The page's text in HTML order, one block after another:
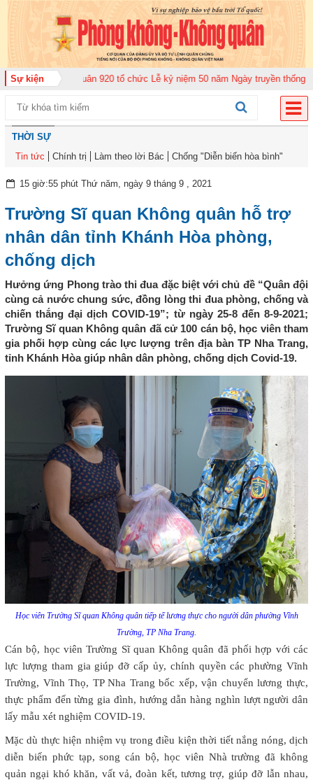
Sự kiện
đoàn Không quân 920 tổ chức Lễ kỷ niệm 50 năm Ngày truyền thống (12-
THỜI SỰ
Tin tức
Chính trị Làm theo lời Bác Chống "Diễn biến hòa bình"
15 giờ:55 phút Thứ năm, ngày 9 tháng 9 , 2021
Trường Sĩ quan Không quân hỗ trợ
nhân dân tỉnh Khánh Hòa phòng,
chống dịch
Hưởng ứng Phong trào thi đua đặc biệt với chủ đề “Quân đội
cùng cả nước chung sức, đồng lòng thi đua phòng, chống và
chiến thắng đại dịch COVID-19”; từ ngày 25-8 đến 8-9-2021;
Trường Sĩ quan Không quân đã cử 100 cán bộ, học viên tham
gia phối hợp cùng các lực lượng trên địa bàn TP Nha Trang,
tỉnh Khánh Hòa giúp nhân dân phòng, chống dịch Covid-19.
Học viên Trường Sĩ quan Không quân tiếp tế lương thực cho người dân phường Vĩnh
Trường, TP Nha Trang.
Cán bộ, học viên Trường Sĩ quan Không quân đã phối hợp với các
lực lượng tham gia giúp đỡ cấp ủy, chính quyền các phường Vĩnh
Trường, Vĩnh Thọ, TP Nha Trang bốc xếp, vận chuyển lương thực,
thực phẩm đến từng gia đình, hướng dẫn hàng nghìn lượt người dân
lấy mẫu xét nghiệm COVID-19.
Mặc dù thực hiện nhiệm vụ trong điều kiện thời tiết nắng nóng, dịch
diễn biến phức tạp, song cán bộ, học viên Nhà trường đã không
quản ngại khó khăn, vất vả, đoàn kết, tương trợ, giúp đỡ lẫn nhau,